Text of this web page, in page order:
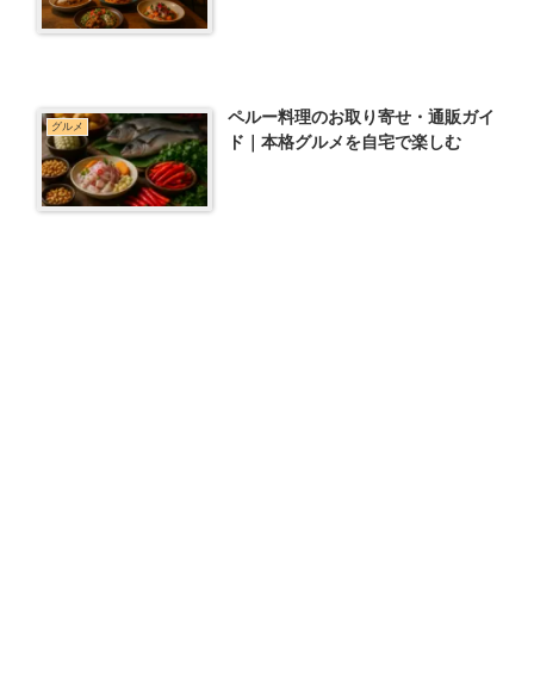
グルメ
ペルー料理のお取り寄せ・通販ガイ
ド｜本格グルメを自宅で楽しむ